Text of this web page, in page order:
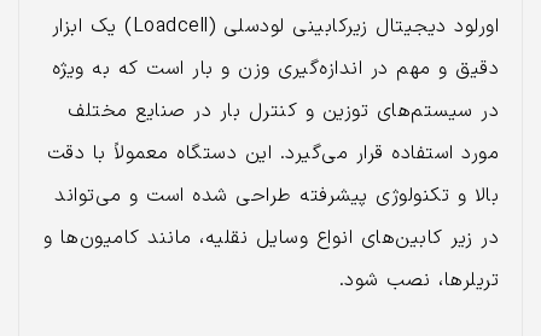
اورلود دیجیتال زیرکابینی لودسلی (Loadcell) یک ابزار
دقیق و مهم در اندازه‌گیری وزن و بار است که به ویژه
در سیستم‌های توزین و کنترل بار در صنایع مختلف
مورد استفاده قرار می‌گیرد. این دستگاه معمولاً با دقت
بالا و تکنولوژی پیشرفته طراحی شده است و می‌تواند
در زیر کابین‌های انواع وسایل نقلیه، مانند کامیون‌ها و
تریلرها، نصب شود.